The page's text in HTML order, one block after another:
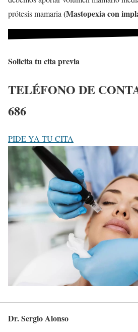
prótesis mamaria (Mastopexia con
Solicita tu cita previa
TELÉFONO DE
686
PIDE YA TU CITA
Dr. Sergio Alonso